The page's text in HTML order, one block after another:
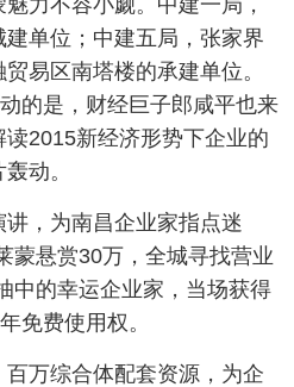
单位；中建五局，张家界
易区南塔楼的承建单位。
的是，财经巨子郎咸平也来
2015新经济形势下企业的
动。
，为南昌企业家指点迷
蒙悬赏30万，全城寻找营业
中的幸运企业家，当场获得
免费使用权。
万综合体配套资源，为企